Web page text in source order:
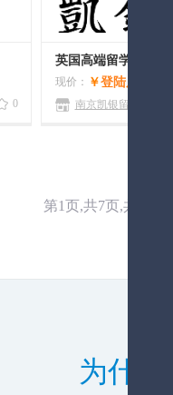
0
英国高端留学规划
现价： ￥登陆后查看
南京凯银留学
第1页,共7页,共78条
为什